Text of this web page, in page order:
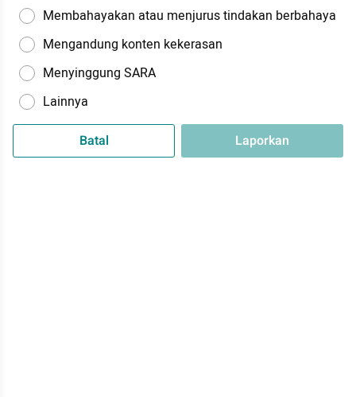
Membahayakan atau menjurus tindakan berbahaya
Mengandung konten kekerasan
Menyinggung SARA
Lainnya
Batal Laporkan